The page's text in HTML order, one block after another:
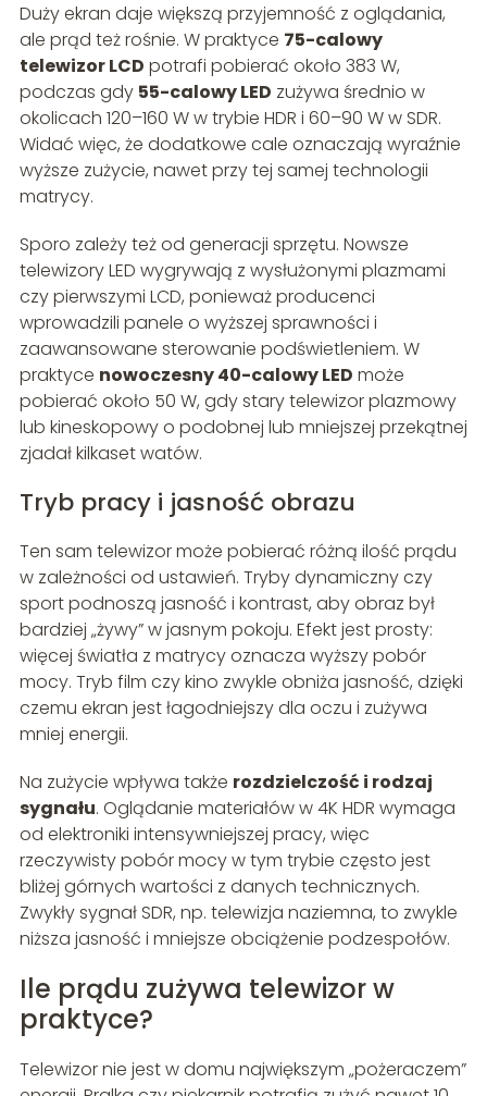
Duży ekran daje większą przyjemność z oglądania,
ale prąd też rośnie. W praktyce 75-calowy
telewizor LCD potrafi pobierać około 383 W,
podczas gdy 55-calowy LED zużywa średnio w
okolicach 120–160 W w trybie HDR i 60–90 W w SDR.
Widać więc, że dodatkowe cale oznaczają wyraźnie
wyższe zużycie, nawet przy tej samej technologii
matrycy.
Sporo zależy też od generacji sprzętu. Nowsze
telewizory LED wygrywają z wysłużonymi plazmami
czy pierwszymi LCD, ponieważ producenci
wprowadzili panele o wyższej sprawności i
zaawansowane sterowanie podświetleniem. W
praktyce nowoczesny 40-calowy LED może
pobierać około 50 W, gdy stary telewizor plazmowy
lub kineskopowy o podobnej lub mniejszej przekątnej
zjadał kilkaset watów.
Tryb pracy i jasność obrazu
Ten sam telewizor może pobierać różną ilość prądu
w zależności od ustawień. Tryby dynamiczny czy
sport podnoszą jasność i kontrast, aby obraz był
bardziej „żywy” w jasnym pokoju. Efekt jest prosty:
więcej światła z matrycy oznacza wyższy pobór
mocy. Tryb film czy kino zwykle obniża jasność, dzięki
czemu ekran jest łagodniejszy dla oczu i zużywa
mniej energii.
Na zużycie wpływa także rozdzielczość i rodzaj
sygnału. Oglądanie materiałów w 4K HDR wymaga
od elektroniki intensywniejszej pracy, więc
rzeczywisty pobór mocy w tym trybie często jest
bliżej górnych wartości z danych technicznych.
Zwykły sygnał SDR, np. telewizja naziemna, to zwykle
niższa jasność i mniejsze obciążenie podzespołów.
Ile prądu zużywa telewizor w
praktyce?
Telewizor nie jest w domu największym „pożeraczem”